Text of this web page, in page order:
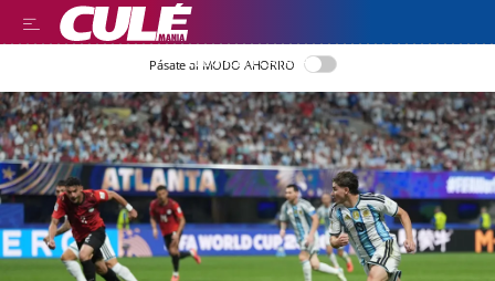
LLEGIR EN CATALÀ
Pásate al MODO AHORRO